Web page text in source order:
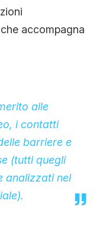
accompagna
alle
i contatti
barriere e
(tutti quegli
analizzati nel